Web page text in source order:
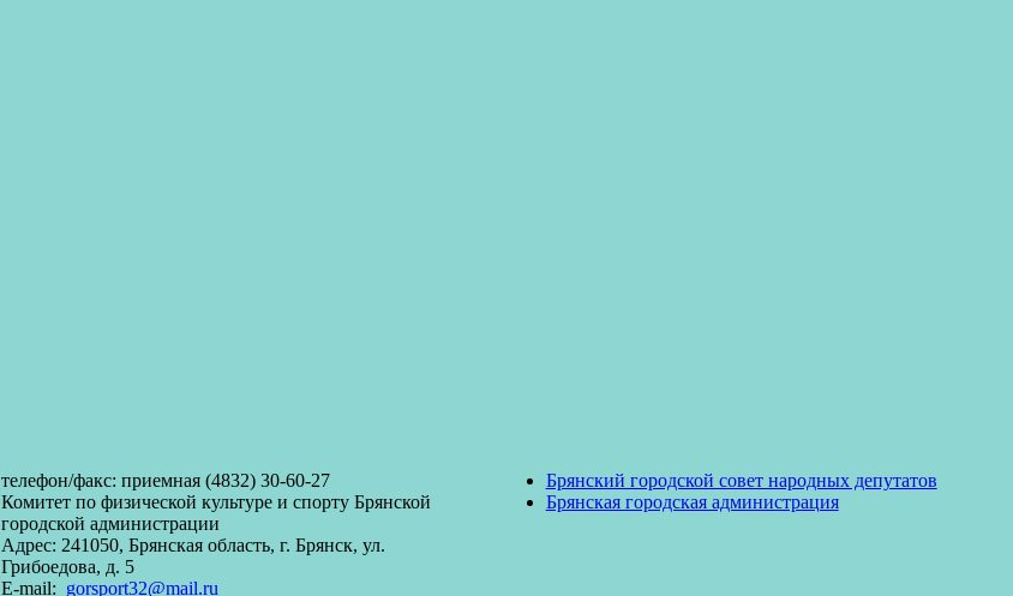
телефон/факc: приемная (4832) 30-60-27
Комитет по физической культуре и спорту Брянской
городской администрации
Адрес: 241050, Брянская область, г. Брянск, ул.
Грибоедова, д. 5
E-mail: gorsport32@mail.ru
Брянский городской совет народных депутатов
Брянская городская администрация